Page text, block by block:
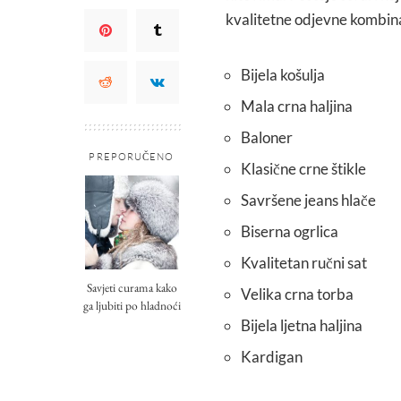
PREPORUČENO
Savjeti curama kako
ga ljubiti po hladnoći
kvalitetne odjevne
Bijela košulja
Mala crna haljina
Baloner
Klasične crne štikle
Savršene jeans hlače
Biserna ogrlica
Kvalitetan ručni sat
Velika crna torba
Bijela ljetna haljina
Kardigan